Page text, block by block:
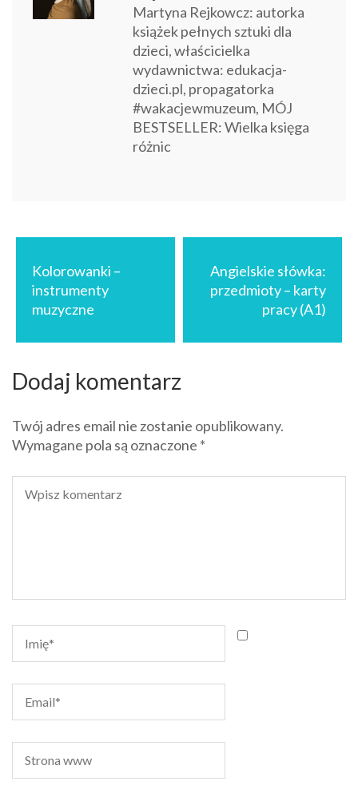
Martyna Rejkowcz: autorka
książek pełnych sztuki dla
dzieci, właścicielka
wydawnictwa: edukacja-
dzieci.pl, propagatorka
#wakacjewmuzeum, MÓJ
BESTSELLER: Wielka księga
różnic
Nawigacja
wpisu
Kolorowanki –
instrumenty
muzyczne
Angielskie słówka:
przedmioty – karty
pracy (A1)
Dodaj komentarz
Twój adres email nie zostanie opublikowany.
Wymagane pola są oznaczone *